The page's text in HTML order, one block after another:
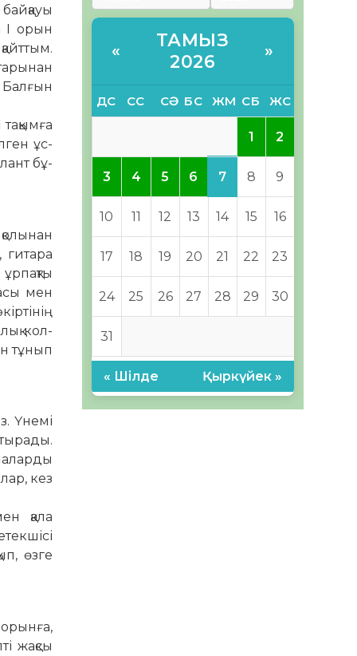
І орын
Балғын
ұс­
бұ­
ги­тара
мен
кол­­­
тұнып
Үнемі
кез
қала
өзге
жақсы
«
ТАМЫЗ
2026
»
ДС СС СӘ БС ЖМ СБ ЖС
1 2
3 4 5 6 7 8 9
10 11 12 13 14 15 16
17 18 19 20 21 22 23
24 25 26 27 28 29 30
31
« Шілде Қыркүйек »